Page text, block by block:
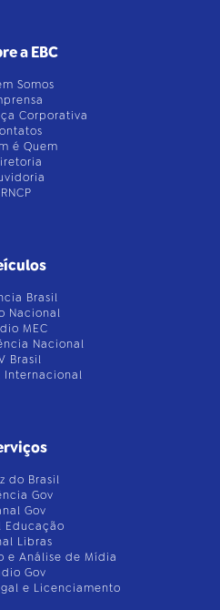
a EBC
Somos
Corporativa
é Quem
RNCP
Brasil
Nacional
MEC
Nacional
Brasil
Internacional
do Brasil
Gov
Gov
Educação
Libras
e Análise de Mídia
Gov
e Licenciamento